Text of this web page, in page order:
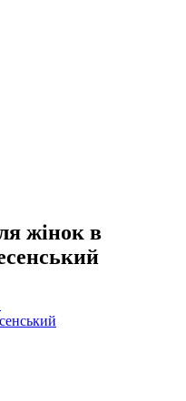
жінок в